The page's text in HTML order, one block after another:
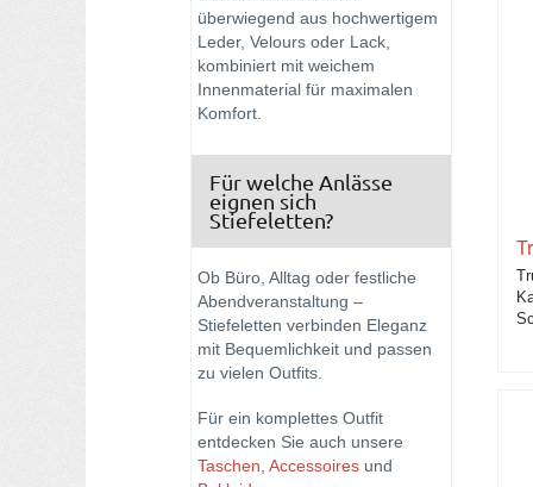
überwiegend aus hochwertigem
Leder, Velours oder Lack,
kombiniert mit weichem
Innenmaterial für maximalen
Komfort.
Für welche Anlässe
eignen sich
Stiefeletten?
Ob Büro, Alltag oder festliche
Abendveranstaltung –
Stiefeletten verbinden Eleganz
mit Bequemlichkeit und passen
zu vielen Outfits.
Für ein komplettes Outfit
entdecken Sie auch unsere
Taschen Accessoires und